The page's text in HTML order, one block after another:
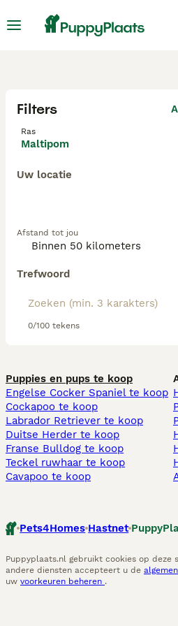
Filters
Ras
Maltipom
Uw locatie
Afstand tot jou
Trefwoord
0/100 tekens
Puppies en pups te koop
Engelse Cocker Spaniel te koop
Cockapoo te koop
Labrador Retriever te koop
Duitse Herder te koop
Franse Bulldog te koop
Teckel ruwhaar te koop
Cavapoo te koop
Pets4Homes Hastnet
Puppyplaats.nl gebruikt cookies op deze
andere diensten accepteert u de
uw voorkeuren beheren .